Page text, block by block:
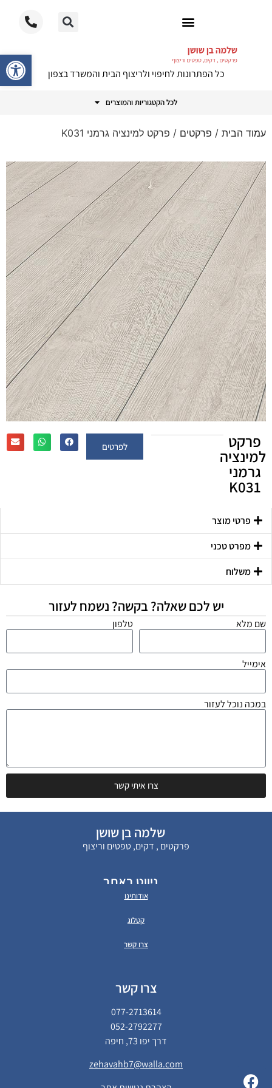
פתח
כל הפתרונות לחיפוי ולריצוף הבית והמשרד בצפון
לכל הקטגוריות והמוצרים
עמוד הבית / פרקטים / פרקט למינציה גרמני K031
פרקט
למינציה
גרמני
K031
לפרטים
פרטי מוצר
מפרט טכני
משלוח
יש לכם שאלה? בקשה? נשמח לעזור
שם מלא טלפון
אימייל
במכה נוכל לעזור
צרו איתי קשר
שלמה בן שושן
פרקטים , דקים, טפטים וריצוף
ניווט באתר
אודותינו
קטלוג
צרו קשר
צרו קשר
077-2713614
052-2792277
דרך יפו 73, חיפה
zehavahb7@walla.com